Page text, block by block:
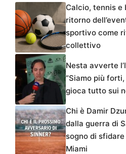
Calcio, tennis e
ritorno
sportivo come
collettivo
Nesta avverte
“Siamo più forti,
gioca tutto sui
Chi è Damir
dalla guerra di
sogno di
Miami